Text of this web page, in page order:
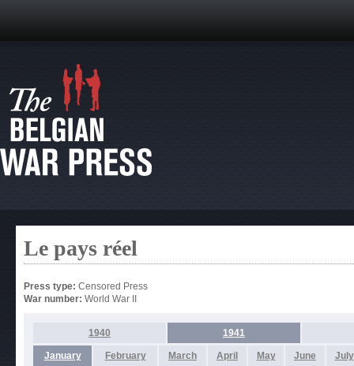
Le pays réel
Press type: Censored Press
War number: World War II
1940 1941
January February March April May June July